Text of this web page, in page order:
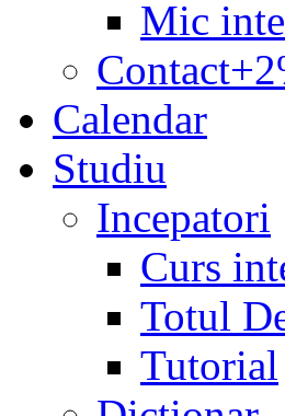
Mic
Calendar
Studiu
Incepatori
Curs
Totul
Tutorial